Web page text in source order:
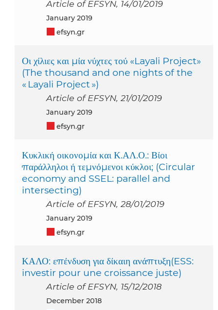
Article of EFSYN, 14/01/2019
January 2019
efsyn.gr
Οι χίλιες και μία νύχτες τού «Layali Project»
(The thousand and one nights of the
« Layali Project »)
Article of EFSYN, 21/01/2019
January 2019
efsyn.gr
Κυκλική οικονομία και Κ.ΑΛ.Ο.: Βίοι
παράλληλοι ή τεμνόμενοι κύκλοι; (Circular
economy and SSEL: parallel and
intersecting)
Article of EFSYN, 28/01/2019
January 2019
efsyn.gr
ΚΑΛΟ: επένδυση για δίκαιη ανάπτυξη(ESS:
investir pour une croissance juste)
Article of EFSYN, 15/12/2018
December 2018